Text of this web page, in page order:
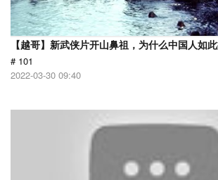
【越哥】新武侠片开山鼻祖，为什么中国人如
# 101
2022-03-30 09:40